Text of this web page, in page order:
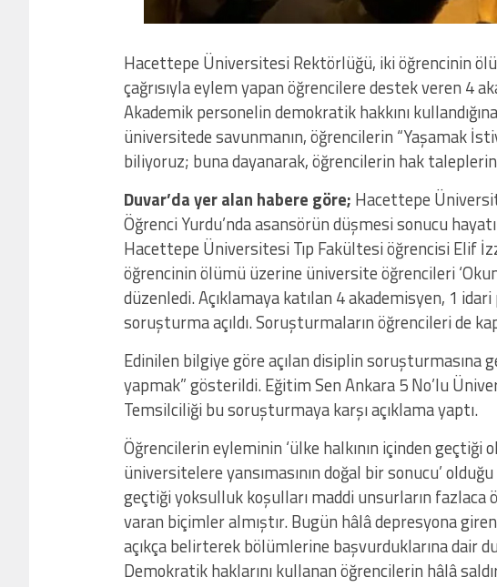
Hacettepe Üniversitesi Rektörlüğü, iki öğrencinin
çağrısıyla eylem yapan öğrencilere destek veren 4
Akademik personelin demokratik hakkını
üniversitede savunmanın, öğrencilerin “Yaşamak
biliyoruz; buna dayanarak, öğrencilerin hak
Duvar’da yer alan habere göre; Hacettepe
Öğrenci Yurdu’nda asansörün düşmesi sonucu
Hacettepe Üniversitesi Tıp Fakültesi öğrencisi Elif
öğrencinin ölümü üzerine üniversite öğrencileri
düzenledi. Açıklamaya katılan 4 akademisyen, 1
soruşturma açıldı. Soruşturmaların öğrencileri de
Edinilen bilgiye göre açılan disiplin soruşturmasına
yapmak” gösterildi. Eğitim Sen Ankara 5 No’lu
Temsilciliği bu soruşturmaya karşı açıklama yaptı.
Öğrencilerin eyleminin ‘ülke halkının içinden geçtiği
üniversitelere yansımasının doğal bir sonucu’
geçtiği yoksulluk koşulları maddi unsurların
varan biçimler almıştır. Bugün hâlâ depresyona
açıkça belirterek bölümlerine başvurduklarına dair
Demokratik haklarını kullanan öğrencilerin hâlâ